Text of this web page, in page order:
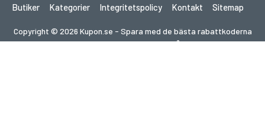
Butiker Kategorier Integritetspolicy Kontakt Sitemap
Copyright © 2026 Kupon.se - Spara med de bästa rabattkoderna
2026. Alla rättigheter förbehållna.